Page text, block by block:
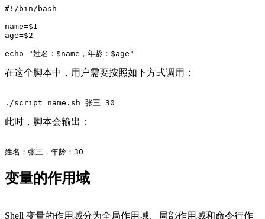
#!/bin/bash
name=$1
age=$2
echo "姓名：$name，年龄：$age"
在这个脚本中，用户需要按照如下方式调用：
./script_name.sh 张三 30
此时，脚本会输出：
姓名：张三，年龄：30
变量的作用域
Shell 变量的作用域分为全局作用域、局部作用域和命令行作